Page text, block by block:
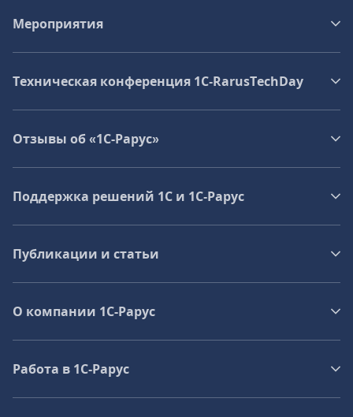
Мероприятия
Техническая конференция 1C‑RarusTechDay
Отзывы об «1С-Рарус»
Поддержка решений 1С и 1С‑Рарус
Публикации и статьи
О компании 1C-Рарус
Работа в 1С‑Рарус